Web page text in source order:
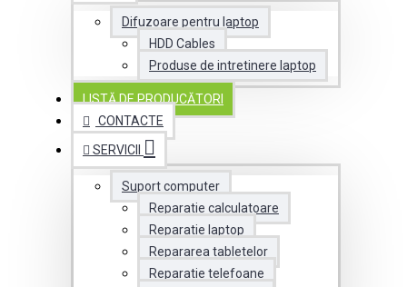
Difuzoare pentru laptop
HDD Cables
Produse de intretinere laptop
LISTĂ DE PRODUCĂTORI
CONTACTE
SERVICII
Suport computer
Reparatie calculatoare
Reparatie laptop
Repararea tabletelor
Reparatie telefoane